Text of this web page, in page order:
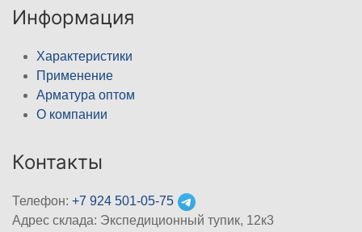
Информация
Характеристики
Применение
Арматура оптом
О компании
Контакты
Телефон: +7 924 501-05-75
Адрес склада: Экспедиционный тупик, 12к3